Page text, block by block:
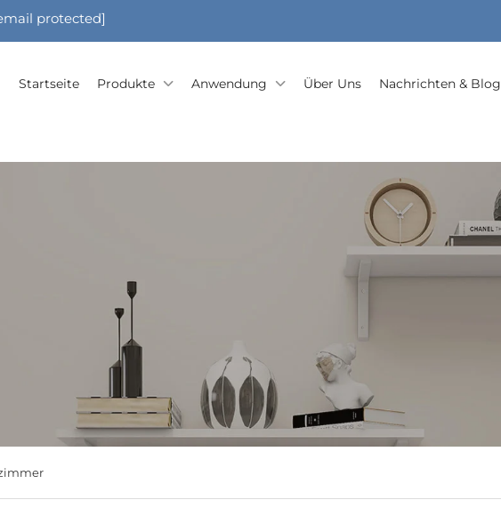
protected]
Startseite Produkte Anwendung Über Uns Nachrichten & Blog